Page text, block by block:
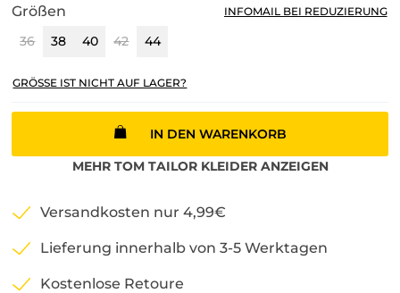
Größen
36 38 40 42 44
INFOMAIL BEI REDUZIERUNG
GRÖSSE IST NICHT AUF LAGER?
IN DEN WARENKORB
MEHR TOM TAILOR KLEIDERANZEIGEN
Versandkosten nur 4,99€
Lieferung innerhalb von 3-5 Werktagen
Kostenlose Retoure